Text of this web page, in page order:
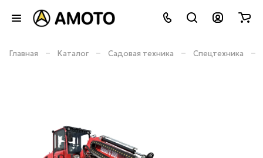
Главная – Каталог – Садовая техника – Спецтехника –